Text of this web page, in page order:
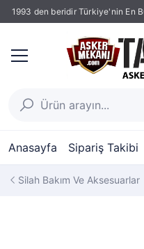
1993 den beridir Türkiye'nin En
Anasayfa Sipariş Takibi
Silah Bakım Ve Aksesuarlar